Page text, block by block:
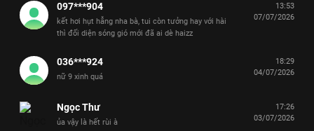
097***904
kết hơi hụt hẫng nha bà, tui còn tưởng hay với hài
thì đối diện sóng gió mới đã ai dè haizz
13:53
07/07/2026
036***924
nữ 9 xinh quá
18:29
04/07/2026
Ngọc Thư
ủa vậy là hết rùi à
17:26
03/07/2026